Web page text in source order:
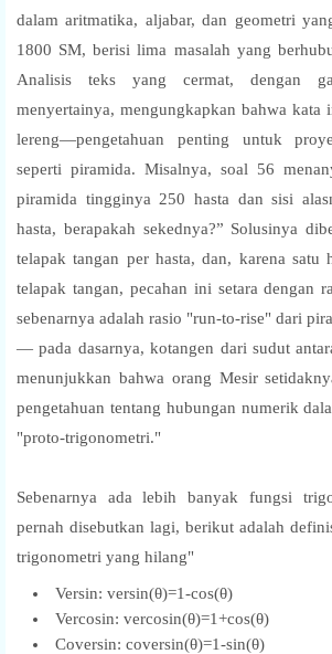
dalam aritmatika, aljabar, dan geometri
1800 SM, berisi lima masalah yang
Analisis teks yang cermat, dengan
menyertainya, mengungkapkan bahwa kata
lereng—pengetahuan penting untuk
seperti piramida. Misalnya, soal 56
piramida tingginya 250 hasta dan sisi
hasta, berapakah sekednya?” Solusinya
telapak tangan per hasta, dan, karena satu
telapak tangan, pecahan ini setara dengan
sebenarnya adalah rasio "run-to-rise" dari
— pada dasarnya, kotangen dari sudut
menunjukkan bahwa orang Mesir
pengetahuan tentang hubungan numerik
"proto-trigonometri."
Sebenarnya ada lebih banyak fungsi
pernah disebutkan lagi, berikut adalah
trigonometri yang hilang"
Versin: versin(θ)=1-cos(θ)
Vercosin: vercosin(θ)=1+cos(θ)
Coversin: coversin(θ)=1-sin(θ)